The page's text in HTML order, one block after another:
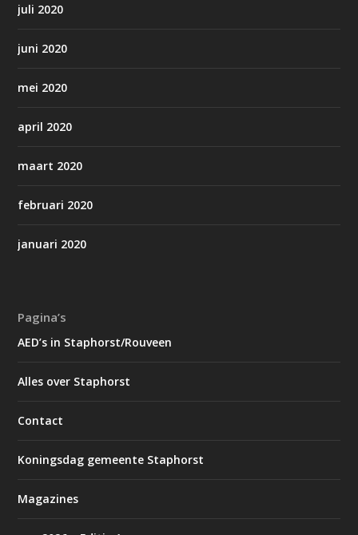
juli 2020
juni 2020
mei 2020
april 2020
maart 2020
februari 2020
januari 2020
Pagina’s
AED’s in Staphorst/Rouveen
Alles over Staphorst
Contact
Koningsdag gemeente Staphorst
Magazines